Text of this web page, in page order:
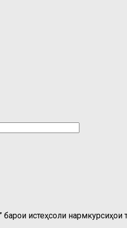
истеҳсоли